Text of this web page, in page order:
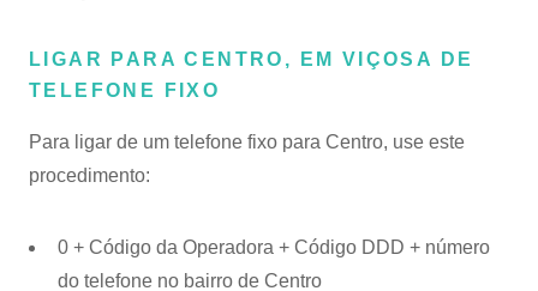
LIGAR PARA CENTRO, EM VIÇOSA DE
TELEFONE FIXO
Para ligar de um telefone fixo para Centro, use este
procedimento:
0 + Código da Operadora + Código DDD + número
do telefone no bairro de Centro